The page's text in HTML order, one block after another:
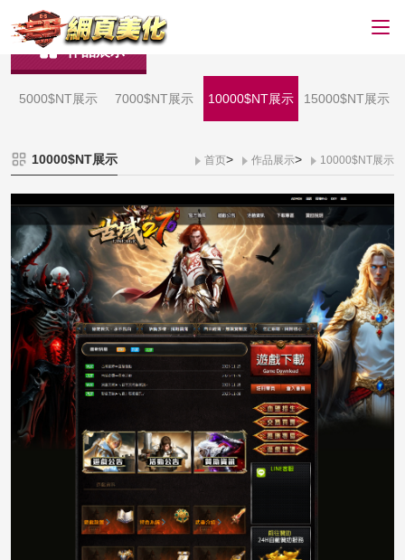
作品展示
5000$NT展示 7000$NT展示 10000$NT展示 15000$NT展示
10000$NT展示 首页> 作品展示> 10000$NT展示